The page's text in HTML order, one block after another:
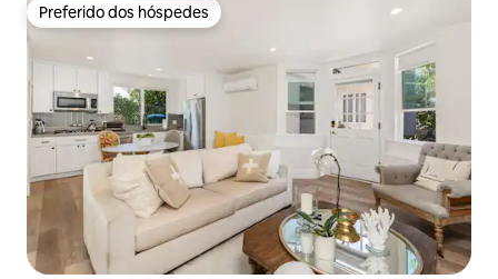
Preferido dos hóspedes
Preferido dos hóspedes